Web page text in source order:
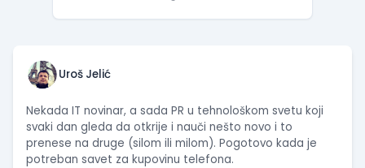
Uroš Jelić
Nekada IT novinar, a sada PR u tehnološkom svetu koji
svaki dan gleda da otkrije i nauči nešto novo i to
prenese na druge (silom ili milom). Pogotovo kada je
potreban savet za kupovinu telefona.